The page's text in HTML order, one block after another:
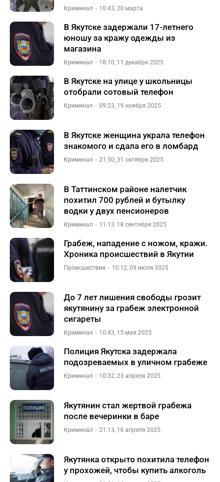
Криминал 10:43, 20 марта
В Якутске задержали 17-летнего
юношу за кражу одежды из
магазина
Криминал 18:10, 11 декабря 2025
В Якутске на улице у школьницы
отобрали сотовый телефон
Криминал 09:23, 19 ноября 2025
В Якутске женщина украла телефон
знакомого и сдала его в ломбард
Криминал 21:30, 31 октября 2025
В Таттинском районе налетчик
похитил 700 рублей и бутылку
водки у двух пенсионеров
Криминал 11:13, 18 сентября 2025
Грабеж, нападение с ножом, кражи.
Хроника происшествий в Якутии
Происшествия 10:12, 09 июля 2025
До 7 лет лишения свободы грозит
якутянину за грабеж электронной
сигареты
Криминал 10:43, 15 мая 2025
Полиция Якутска задержала
подозреваемых в уличном грабеже
Криминал 10:32, 23 апреля 2025
Якутянин стал жертвой грабежа
после вечеринки в баре
Криминал 21:13, 16 апреля 2025
Якутянка открыто похитила телефон
у прохожей, чтобы купить алкоголь